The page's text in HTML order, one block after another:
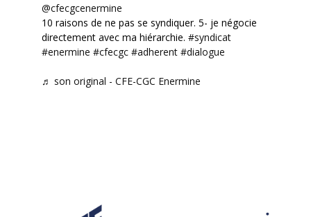
@cfecgcenermine
10 raisons de ne pas se syndiquer. 5- je négocie
directement avec ma hiérarchie. #syndicat
#enermine #cfecgc #adherent #dialogue
♬ son original - CFE-CGC Enermine